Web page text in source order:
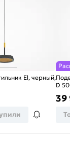
El, черный,
D
39